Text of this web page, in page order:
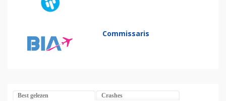
Commissaris
Best gelezen Crashes